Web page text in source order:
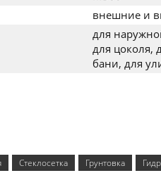
внешние и
для
для цоколя,
бани, для
Стеклосетка Грунтовка